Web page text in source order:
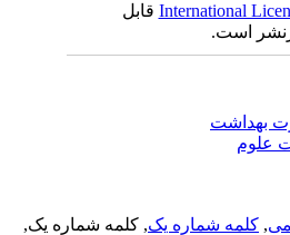
Internationalقابل
است.
بهداشت
, کلمه شماره یک, کلمه شماره یک,